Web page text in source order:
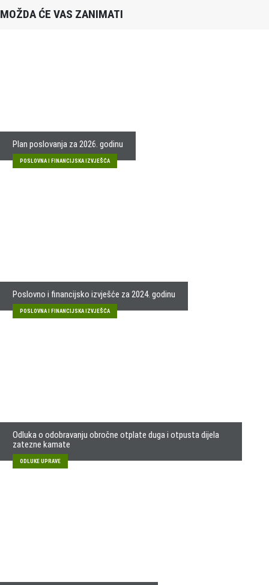
MOŽDA ĆE VAS ZANIMATI
Plan poslovanja za 2026. godinu
POSLOVNA I FINANCIJSKA IZVJEŠĆA
Poslovno i financijsko izvješće za 2024. godinu
POSLOVNA I FINANCIJSKA IZVJEŠĆA
Odluka o odobravanju obročne otplate duga i otpusta dijela
zatezne kamate
ODLUKE UPRAVE